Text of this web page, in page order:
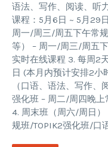
语法、写作、阅读、听
课程：5月6日 ~ 5月29
周一/周三/周五下午常
等） – 周一/周三/周五
实时在线课程 3. 每周2
日 (本月内预计安排2小
（口语、语法、写作
强化班 – 周二/周四晚上
4. 周末班（周六/周日）
规班/TOPIK2强化班/口